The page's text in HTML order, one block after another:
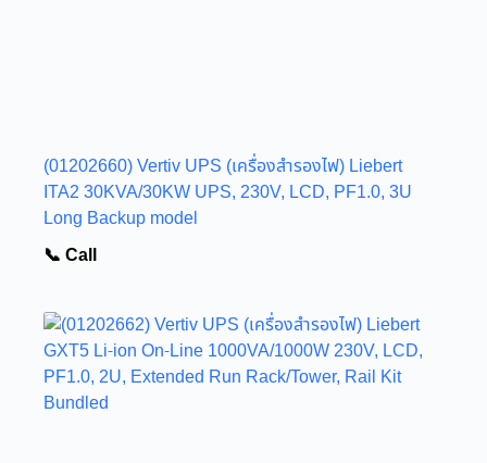
(01202660) Vertiv UPS (เครื่องสำรองไฟ) Liebert
ITA2 30KVA/30KW UPS, 230V, LCD, PF1.0, 3U
Long Backup model
📞 Call